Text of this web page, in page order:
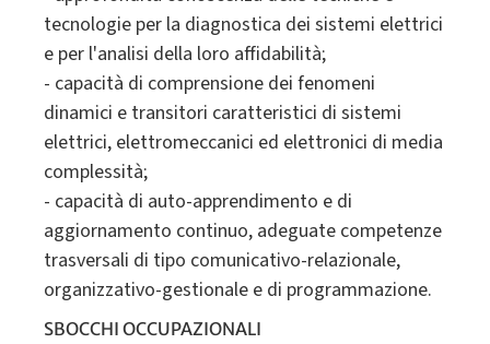
tecnologie per la diagnostica dei sistemi elettrici
e per l'analisi della loro affidabilità;
- capacità di comprensione dei fenomeni
dinamici e transitori caratteristici di sistemi
elettrici, elettromeccanici ed elettronici di media
complessità;
- capacità di auto-apprendimento e di
aggiornamento continuo, adeguate competenze
trasversali di tipo comunicativo-relazionale,
organizzativo-gestionale e di programmazione.
SBOCCHI OCCUPAZIONALI